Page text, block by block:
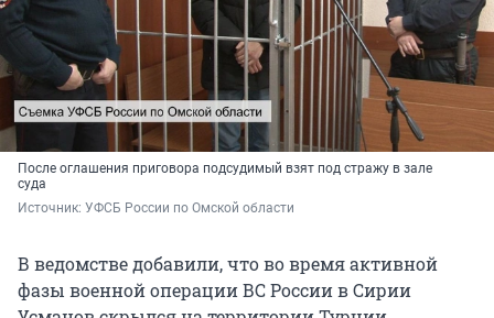
После оглашения приговора подсудимый взят под стражу в зале
суда
Источник: УФСБ России по Омской области
В ведомстве добавили, что во время активной
фазы военной операции ВС России в Сирии